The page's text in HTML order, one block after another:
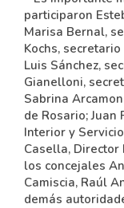
participaron
Marisa Bernal,
Kochs,
Luis Sánchez,
Gianelloni,
Sabrina
de Rosario; Juan
Interior y
Casella,
los concejales
Camiscia, Raúl
demás